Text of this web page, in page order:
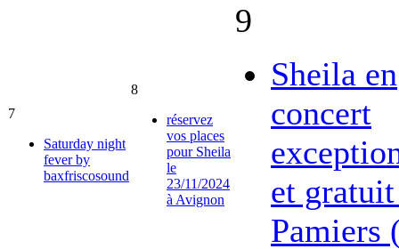
7
Saturday night
fever by
baxfriscosound
8
réservez
vos places
pour Sheila
le
23/11/2024
à Avignon
9
Sheila en
concert
et
Pamiers